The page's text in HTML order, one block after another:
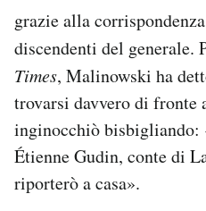
grazie alla
discendenti del
Times, Malinowski ha
trovarsi davvero di fronte
inginocchiò bisbigliando:
Étienne Gudin, conte di
riporterò a casa».